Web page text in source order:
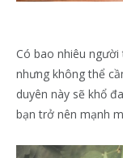
Có bao nhiêu
nhưng không thể
duyên này sẽ khổ
bạn trở nên mạnh